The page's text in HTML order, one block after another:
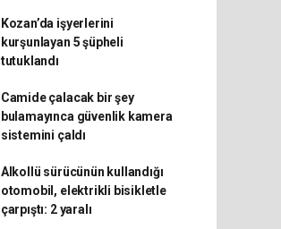
Kozan’da işyerlerini
kurşunlayan 5 şüpheli
tutuklandı
Camide çalacak bir şey
bulamayınca güvenlik kamera
sistemini çaldı
Alkollü sürücünün kullandığı
otomobil, elektrikli bisikletle
çarpıştı: 2 yaralı